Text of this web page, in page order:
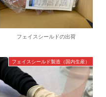
フェイスシールドの出荷
フェイスシールド製造（国内生産）